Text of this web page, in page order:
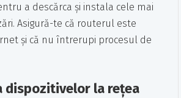
a descărca și instala cele mai
Asigură-te că routerul este
și că nu întrerupi procesul de
dispozitivelor la rețea